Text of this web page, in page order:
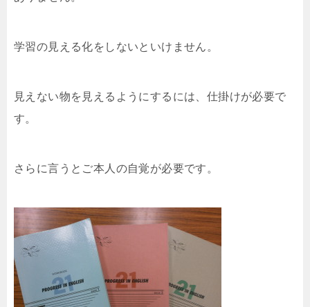
学習の見える化をしないといけません。
見えない物を見えるようにするには、仕掛けが必要で
す。
さらに言うとご本人の自覚が必要です。